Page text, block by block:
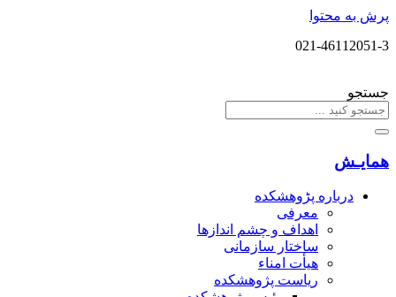
پرش به محتوا
021-46112051-3
جستجو
همایـش
درباره پڑوهشکده
معرفی
اهداف و چشم اندازها
ساختار سازمانی
هیأت امناء
ریاست پژوهشکده